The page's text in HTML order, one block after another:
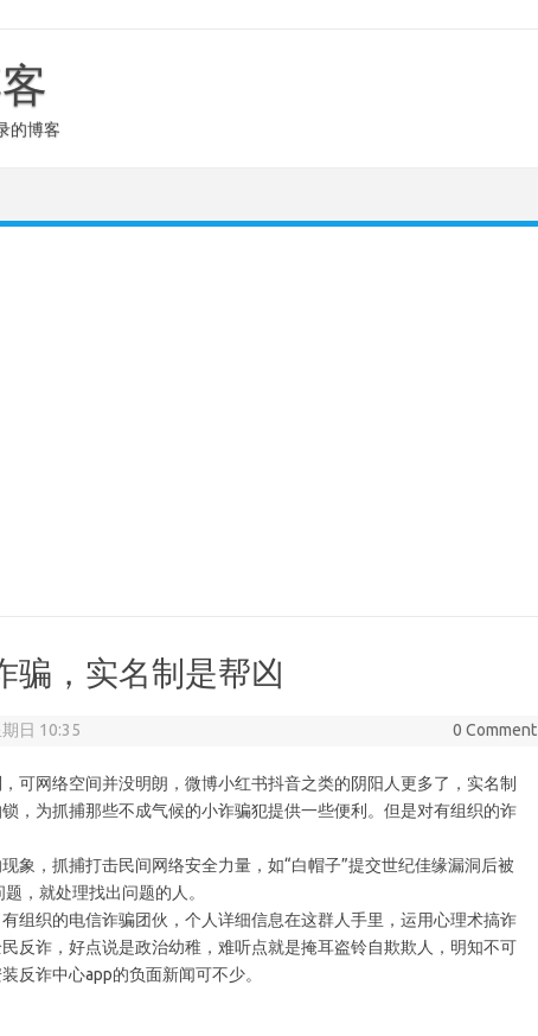
的博客
骗，实名制是帮凶
日 10:35 0 Comment
可网络空间并没明朗，微博小红书抖音之类的阴阳人更多了，实名制
，为抓捕那些不成气候的小诈骗犯提供一些便利。但是对有组织的诈
象，抓捕打击民间网络安全力量，如“白帽子”提交世纪佳缘漏洞后被
，就处理找出问题的人。
组织的电信诈骗团伙，个人详细信息在这群人手里，运用心理术搞诈
反诈，好点说是政治幼稚，难听点就是掩耳盗铃自欺欺人，明知不可
反诈中心app的负面新闻可不少。